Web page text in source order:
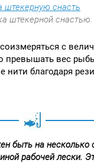
штекерной снастью.
с
вес
благодаря
быть на несколько
рабочей лески.